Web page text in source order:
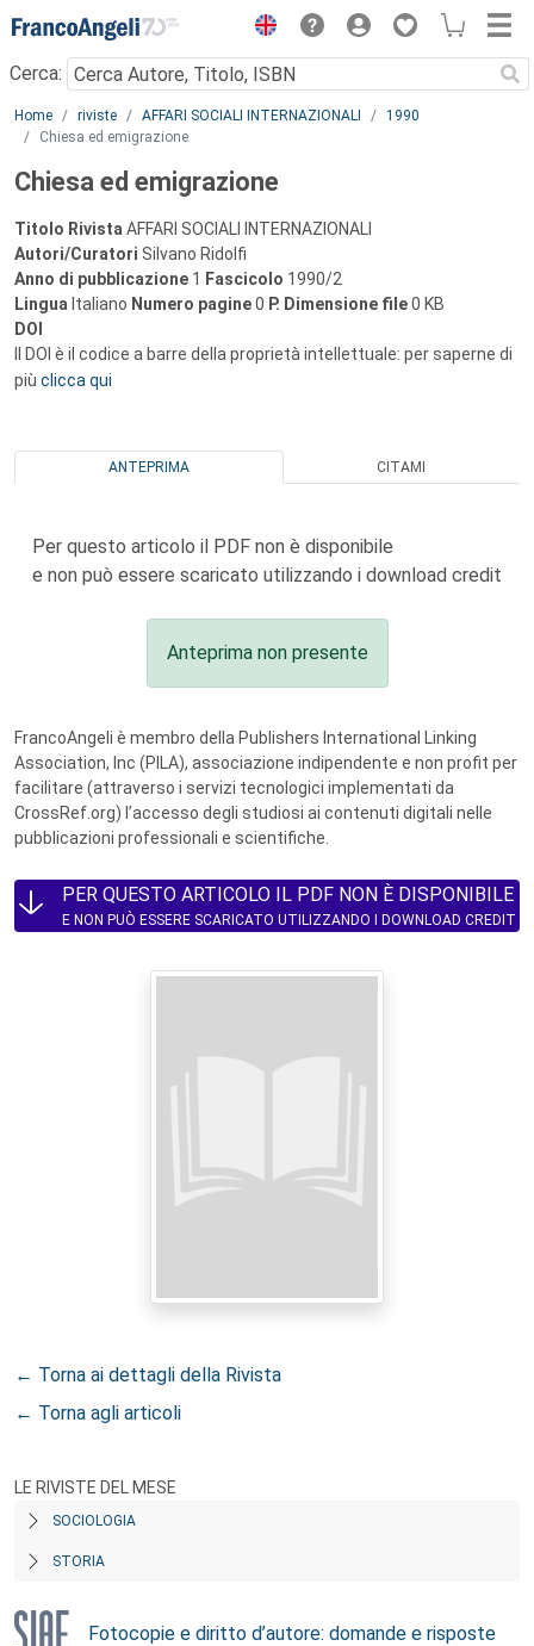
Menu
Cerca:
Main content
Home riviste AFFARI SOCIALI INTERNAZIONALI
1990
Chiesa ed emigrazione
Chiesa ed emigrazione
Titolo Rivista AFFARI SOCIALI INTERNAZIONALI
Autori/Curatori Silvano Ridolfi
Anno di pubblicazione 1 Fascicolo 1990/2
Lingua Italiano Numero pagine0 P. Dimensione file0 KB
DOI
Il DOI è il codice a barre della proprietà intellettuale: per saperne di
più clicca qui
ANTEPRIMA CITAMI
Per questo articolo il PDF non è disponibile
e non può essere scaricato utilizzando i download credit
Anteprima non presente
FrancoAngeli è membro della Publishers International Linking
Association, Inc (PILA), associazione indipendente e non profit per
facilitare (attraverso i servizi tecnologici implementati da
CrossRef.org) l’accesso degli studiosi ai contenuti digitali nelle
pubblicazioni professionali e scientifiche.
PER QUESTO ARTICOLO IL PDF NON È DISPONIBILE
E NON PUÒ ESSERE SCARICATO UTILIZZANDO I DOWNLOAD CREDIT
← Torna ai dettagli della Rivista
← Torna agli articoli
LE RIVISTE DEL MESE
SOCIOLOGIA
STORIA
Fotocopie e diritto d’autore: domande e risposte